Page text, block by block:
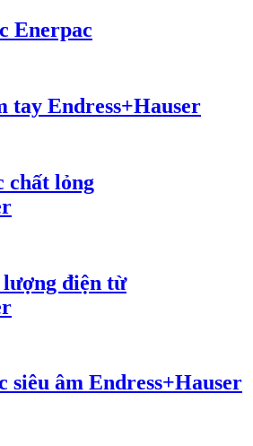
Enerpac
tay Endress+Hauser
chất lỏng
điện từ
siêu âm Endress+Hauser